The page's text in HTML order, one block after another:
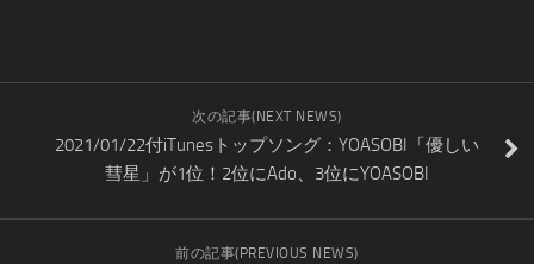
次の記事(NEXT NEWS)
2021/01/22付iTunesトップソング：YOASOBI「優しい
彗星」が1位！2位にAdo、3位にYOASOBI
前の記事(PREVIOUS NEWS)